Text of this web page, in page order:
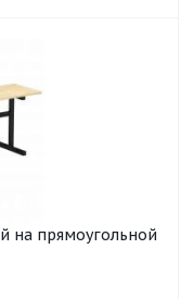
на прямоугольной